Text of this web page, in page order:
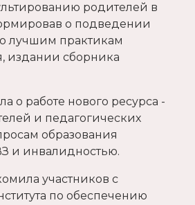
родителей в
о подведении
лучшим практикам
издании сборника
о работе нового ресурса -
и педагогических
образования
и инвалидностью.
участников с
по обеспечению